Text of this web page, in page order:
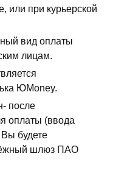
или при курьерской
вид оплаты
лицам.
ЮMoney.
после
оплаты (ввода
будете
шлюз ПАО